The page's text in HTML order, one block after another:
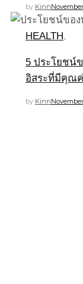
by KinnNovember
HEALTH,
5 ประโยชน์
อิสระที่มีคุณ
by Kinn